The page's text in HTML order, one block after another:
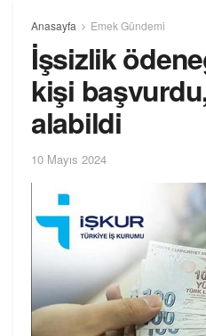
Anasayfa Emek Gündemi
İşsizlik
kişi
alabildi
10 Mayıs 2024